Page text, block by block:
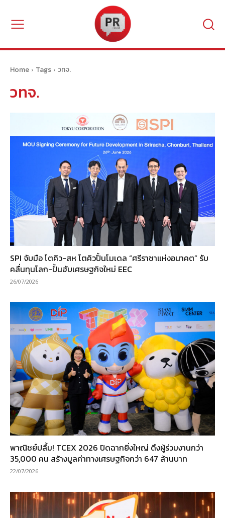
Home Tags วทจ.
วทจ.
SPI จับมือ โตคิว-สห โตคิวปั้นโมเดล “ศรีราชาแห่งอนาคต” รับ
คลื่นทุนโลก-ปั้นฮับเศรษฐกิจใหม่ EEC
26/07/2026
พาณิชย์ปลื้ม! TCEX 2026 ปิดฉากยิ่งใหญ่ ดึงผู้ร่วมงานกว่า
35,000 คน สร้างมูลค่าทางเศรษฐกิจกว่า 647 ล้านบาท
22/07/2026